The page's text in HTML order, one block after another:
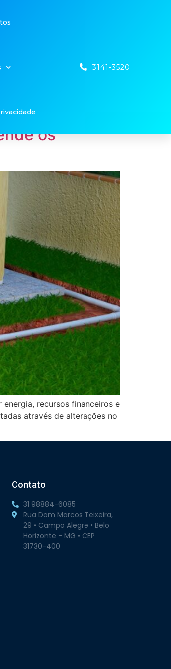
3141-3520
os
recursos financeiros e
através de alterações no
Contato
31 98884-6085
Rua Dom Marcos Teixeira,
29 • Campo Alegre • Belo
Horizonte - MG • CEP
31730-400